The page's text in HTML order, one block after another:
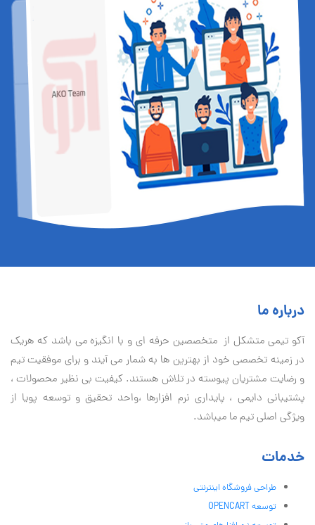
درباره ما
آكو تيمی متشکل از متخصصین حرفه ای و با انگیزه می باشد که هریک
در زمینه تخصصی خود از بهترین ها به شمار می آیند و برای موفقیت تيم
و رضایت مشتریان پیوسته در تلاش هستند. کیفیت بی نظير محصولات ،
پشتیبانی دايمی ، پایداری نرم افزارها ،واحد تحقیق و توسعه پویا از
ویژگی اصلی تیم ما میباشد.
خدمات
طراحی فروشگاه اینترنتی
توسعه OPENCART